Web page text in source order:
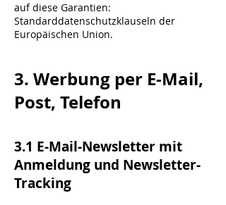
auf diese Garantien:
Standarddatenschutzklauseln der
Europäischen Union.
3. Werbung per E-Mail,
Post, Telefon
3.1 E-Mail-Newsletter mit
Anmeldung und Newsletter-
Tracking